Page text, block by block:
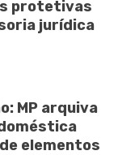
protetivas
jurídica
MP arquiva
elementos